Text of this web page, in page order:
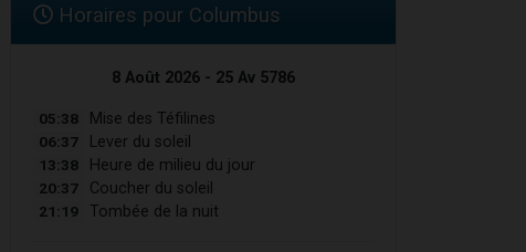
Horaires pour Columbus
8 Août 2026 - 25 Av 5786
05:38 Mise des Téfilines
06:37 Lever du soleil
13:38 Heure de milieu du jour
20:37 Coucher du soleil
21:19 Tombée de la nuit